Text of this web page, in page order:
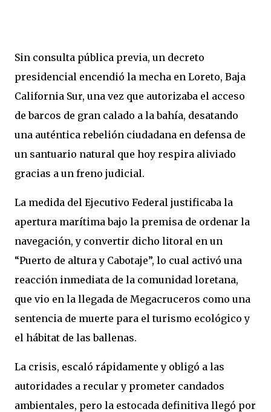
Sin consulta pública previa, un decreto
presidencial encendió la mecha en Loreto, Baja
California Sur, una vez que autorizaba el acceso
de barcos de gran calado a la bahía, desatando
una auténtica rebelión ciudadana en defensa de
un santuario natural que hoy respira aliviado
gracias a un freno judicial.
La medida del Ejecutivo Federal justificaba la
apertura marítima bajo la premisa de ordenar la
navegación, y convertir dicho litoral en un
“Puerto de altura y Cabotaje”, lo cual activó una
reacción inmediata de la comunidad loretana,
que vio en la llegada de Megacruceros como una
sentencia de muerte para el turismo ecológico y
el hábitat de las ballenas.
La crisis, escaló rápidamente y obligó a las
autoridades a recular y prometer candados
ambientales, pero la estocada definitiva llegó por